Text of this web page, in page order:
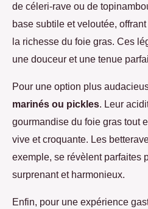
de céleri-rave ou de
base subtile et veloutée,
la richesse du foie gras. Ces
une douceur et une tenue
Pour une option plus
marinés ou pickles. Leur
gourmandise du foie gras tout
vive et croquante. Les
exemple, se révèlent parfaites
surprenant et harmonieux.
Enfin, pour une expérience